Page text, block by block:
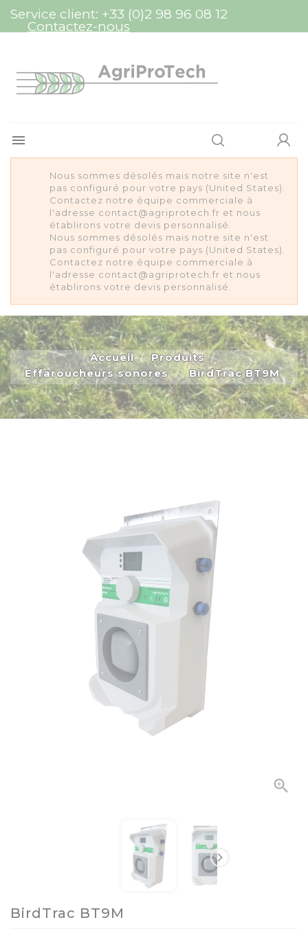
Service client: +33 (0)2 98 96 08 12
Contactez-nous

Nous sommes désolés mais notre site n'est
pas configuré pour votre pays (United States).
Contactez notre équipe commerciale à
l'adresse contact@agriprotech.fr et nous
établirons votre devis personnalisé.
Nous sommes désolés mais notre site n'est
pas configuré pour votre pays (United States).
Contactez notre équipe commerciale à
l'adresse contact@agriprotech.fr et nous
établirons votre devis personnalisé.
Accueil
Produits
Effaroucheurs sonores
BirdTrac BT9M


BirdTrac BT9M
Panneau de gestion des cookies